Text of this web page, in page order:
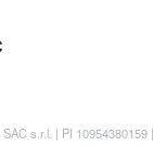
s.r.l. | PI 10954380159 |